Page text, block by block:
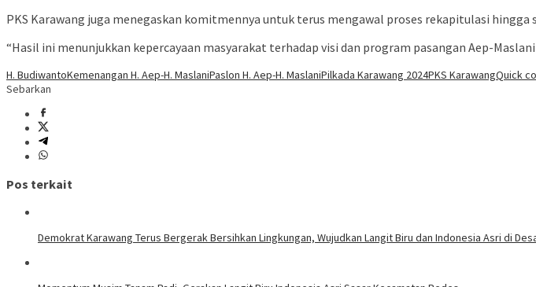
PKS Karawang juga menegaskan komitmennya untuk terus mengawal proses rekapitulasi
“Hasil ini menunjukkan kepercayaan masyarakat terhadap visi dan program pasangan Aep-
H. BudiwantoKemenangan H. Aep-H. MaslaniPaslon H. Aep-H. MaslaniPilkada Karawang 2024PKS KarawangQuick
Sebarkan
Pos terkait
Demokrat Karawang Terus Bergerak Bersihkan Lingkungan, Wujudkan Langit Biru dan Indonesia Asri di